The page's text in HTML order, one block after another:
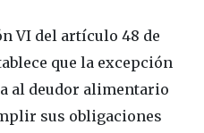
VI del artículo 48 de
que la excepción
al deudor alimentario
sus obligaciones